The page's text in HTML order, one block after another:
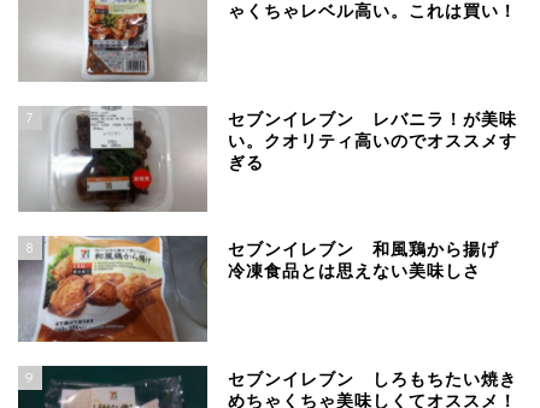
ゃくちゃレベル高い。これは買い！
7
セブンイレブン レバニラ！が美味
い。クオリティ高いのでオススメす
ぎる
8
セブンイレブン 和風鶏から揚げ
冷凍食品とは思えない美味しさ
9
セブンイレブン しろもちたい焼き
めちゃくちゃ美味しくてオススメ！